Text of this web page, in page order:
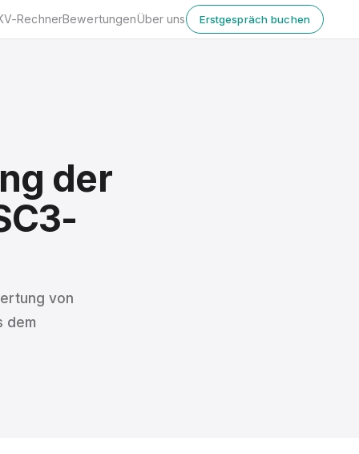
RechnerBewertungenÜber uns Erstgespräch buchen
der
von
dem